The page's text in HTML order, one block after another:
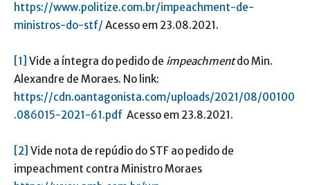
https://www.politize.com.br/impeachment-de-
ministros-do-stf/ Acesso em 23.08.2021.
[1] Vide a íntegra do pedido de impeachmentdo Min.
Alexandre de Moraes. No link:
https://cdn.oantagonista.com/uploads/2021/08/00100
.086015-2021-61.pdf Acesso em 23.8.2021.
[2] Vide nota de repúdio do STF ao pedido de
impeachment contra Ministro Moraes